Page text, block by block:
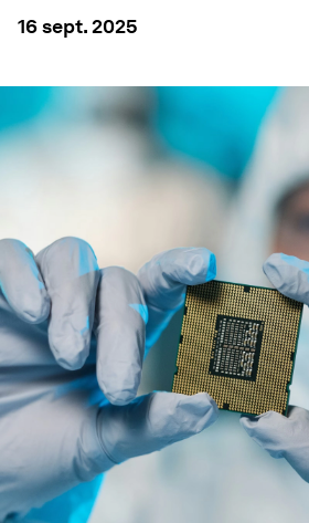
16 sept. 2025